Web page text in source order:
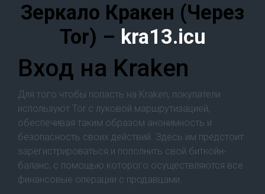
Зеркало Кракен (Через
Tor) – kra13.icu
Вход на Kraken
Для того чтобы попасть на Kraken, покупатели
используют Tor с луковой маршрутизацией,
обеспечивая таким образом анонимность и
безопасность своих действий. Здесь им предстоит
зарегистрироваться и пополнить свой биткойн-
баланс, с помощью которого осуществляются все
финансовые операции с продавцами.